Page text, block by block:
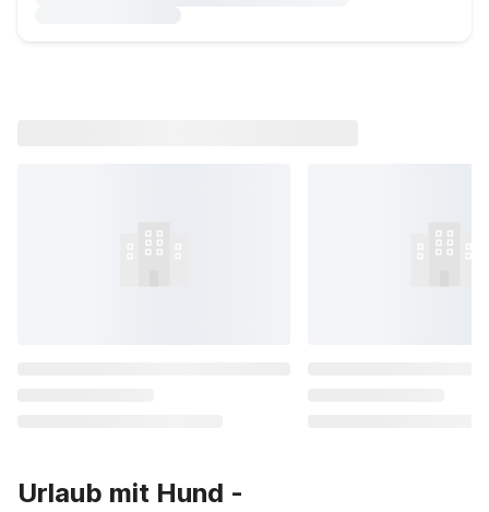
Urlaub mit Hund -